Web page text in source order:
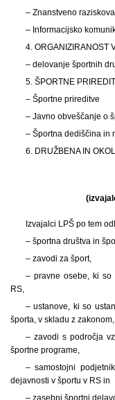
– Znanstveno
– Informacijsko
4. ORGANIZIRANOST
– delovanje športnih
5. ŠPORTNE
– Športne prireditve
– Javno obveščanje o
– Športna dediščina in
6. DRUŽBENA IN
Izvajalci LPŠ po tem
– športna društva in
– zavodi za šport,
– pravne osebe, ki so
RS,
– ustanove, ki so
športa, v skladu z
– zavodi s področja
športne programe,
– samostojni
dejavnosti v športu v RS in
– zasebni športni